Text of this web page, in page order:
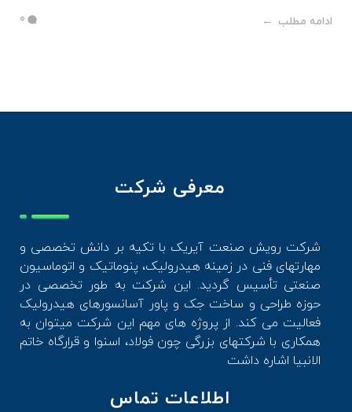
ادامه مطلب 0
معرفی شرکت
شرکت رویش صنعت آیریک با تکیه بر دانش تخصصی و
مهارتهای فنی در زمینه هیدرولیک، پنوماتیک و اتوماسیون
صنعتی تأسیس گردید. این شرکت به طور تخصصی در
حوزه طراحی و ساخت جک و پاور آسانسورهای هیدرولیک
فعالیت می کند. از پروژه های مهم این شرکت میتوان به
همکاری با شرکتهای بزرگی چون فولاد، اسنوا و قرارگاه خاتم
الانبیا اشاره داشت
اطلاعات تماس